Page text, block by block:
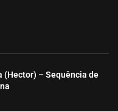
(Hector) – Sequência de